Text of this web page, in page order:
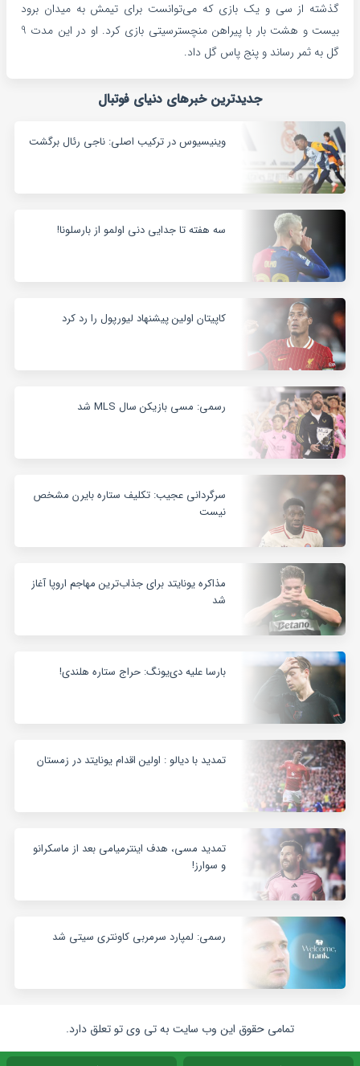
گذشته از سی و یک بازی که می‌توانست برای تیمش به میدان برود
بیست و هشت بار با پیراهن منچسترسیتی بازی کرد. او در این مدت 9
گل به ثمر رساند و پنج پاس گل داد.
جدیدترین خبرهای دنیای فوتبال
وینیسیوس در ترکیب اصلی: ناجی رئال برگشت
سه هفته تا جدایی دنی اولمو از بارسلونا!
کاپیتان اولین پیشنهاد لیورپول را رد کرد
رسمی: مسی بازیکن سال MLS شد
سرگردانی عجیب: تکلیف ستاره بایرن مشخص
نیست
مذاکره یونایتد برای جذاب‌ترین مهاجم اروپا آغاز
شد
بارسا علیه دی‌یونگ: حراج ستاره هلندی!
تمدید با دیالو : اولین اقدام یونایتد در زمستان
تمدید مسی، هدف اینترمیامی بعد از ماسکرانو
و سوارز!
رسمی: لمپارد سرمربی کاونتری سیتی شد
تمامی حقوق این وب سایت به تی وی تو تعلق دارد.